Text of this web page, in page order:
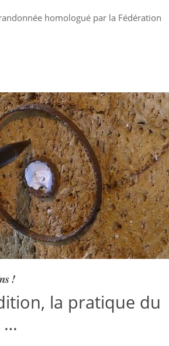
homologué par la Fédération
!
la pratique du
…